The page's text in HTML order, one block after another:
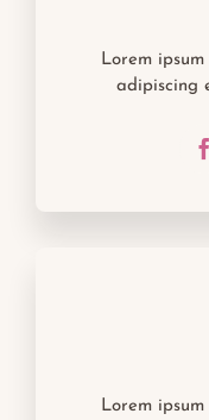
Lorem
adipiscing
Lorem